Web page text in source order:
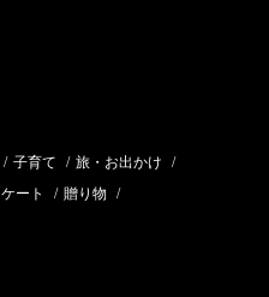
/ 子育て / 旅・お出かけ /
ート / 贈り物 /